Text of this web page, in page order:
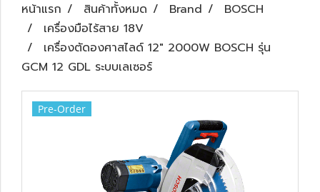
หน้าแรก สินค้าทั้งหมด Brand
BOSCH
เครื่องมือไร้สาย 18V
เครื่องตัดองศาสไลด์ 12" 2000W BOSCH รุ่น
GCM 12 GDL ระบบเลเซอร์
Pre-Order